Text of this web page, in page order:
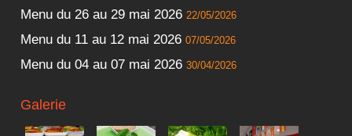
Menu du 26 au 29 mai 2026 22/05/2026
Menu du 11 au 12 mai 2026 07/05/2026
Menu du 04 au 07 mai 2026 30/04/2026
Galerie